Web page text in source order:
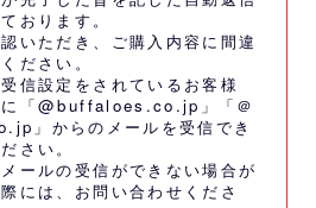
おります。
いただき、ご購入内容に間違
ださい。
信設定をされているお客様
に「@buffaloes.co.jp」「＠
」からのメールを受信でき
さい。
ールの受信ができない場合が
には、 お問い合わせくださ